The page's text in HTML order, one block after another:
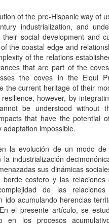
of the pre-Hispanic way of
industrialization, and
social development and
the coastal edge and
of the relations
that are part of the
the coves in the Elqui
the current heritage of their
however, by
be understood without
that have the potential
impossible.
la evolución de un modo
la industrialización
sus dinámicas
costero y las relaciones
de las
ido acumulando herencias
el presente artículo, se
en los procesos